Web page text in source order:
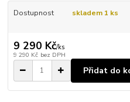
Dostupnost skladem 1 ks
9 290 Kč/ks
9 290 Kč bez DPH
Přidat do